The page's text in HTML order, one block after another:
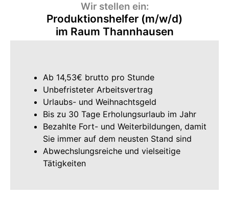
Wir stellen ein:
Produktionshelfer (m/w/d)
im Raum Thannhausen
Ab 14,53€ brutto pro Stunde
Unbefristeter Arbeitsvertrag
Urlaubs- und Weihnachtsgeld
Bis zu 30 Tage Erholungsurlaub im Jahr
Bezahlte Fort- und Weiterbildungen, damit
Sie immer auf dem neusten Stand sind
Abwechslungsreiche und vielseitige
Tätigkeiten